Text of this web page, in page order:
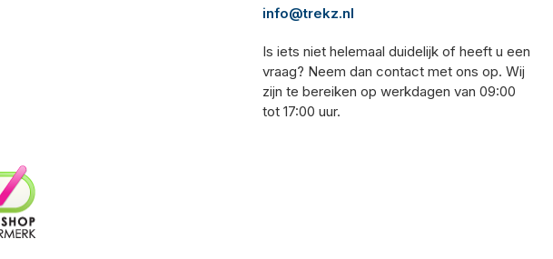
info@trekz.nl
Is iets niet helemaal duidelijk of heeft u een
vraag? Neem dan contact met ons op. Wij
zijn te bereiken op werkdagen van 09:00
tot 17:00 uur.